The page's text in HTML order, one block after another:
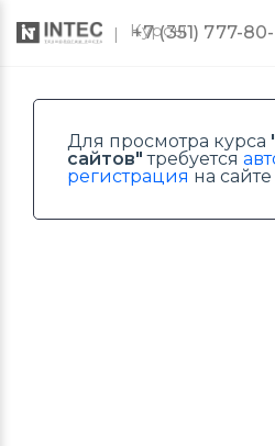
Курсы
+7 (351) 777-
Для просмотра курса
сайтов" требуется
регистрация на